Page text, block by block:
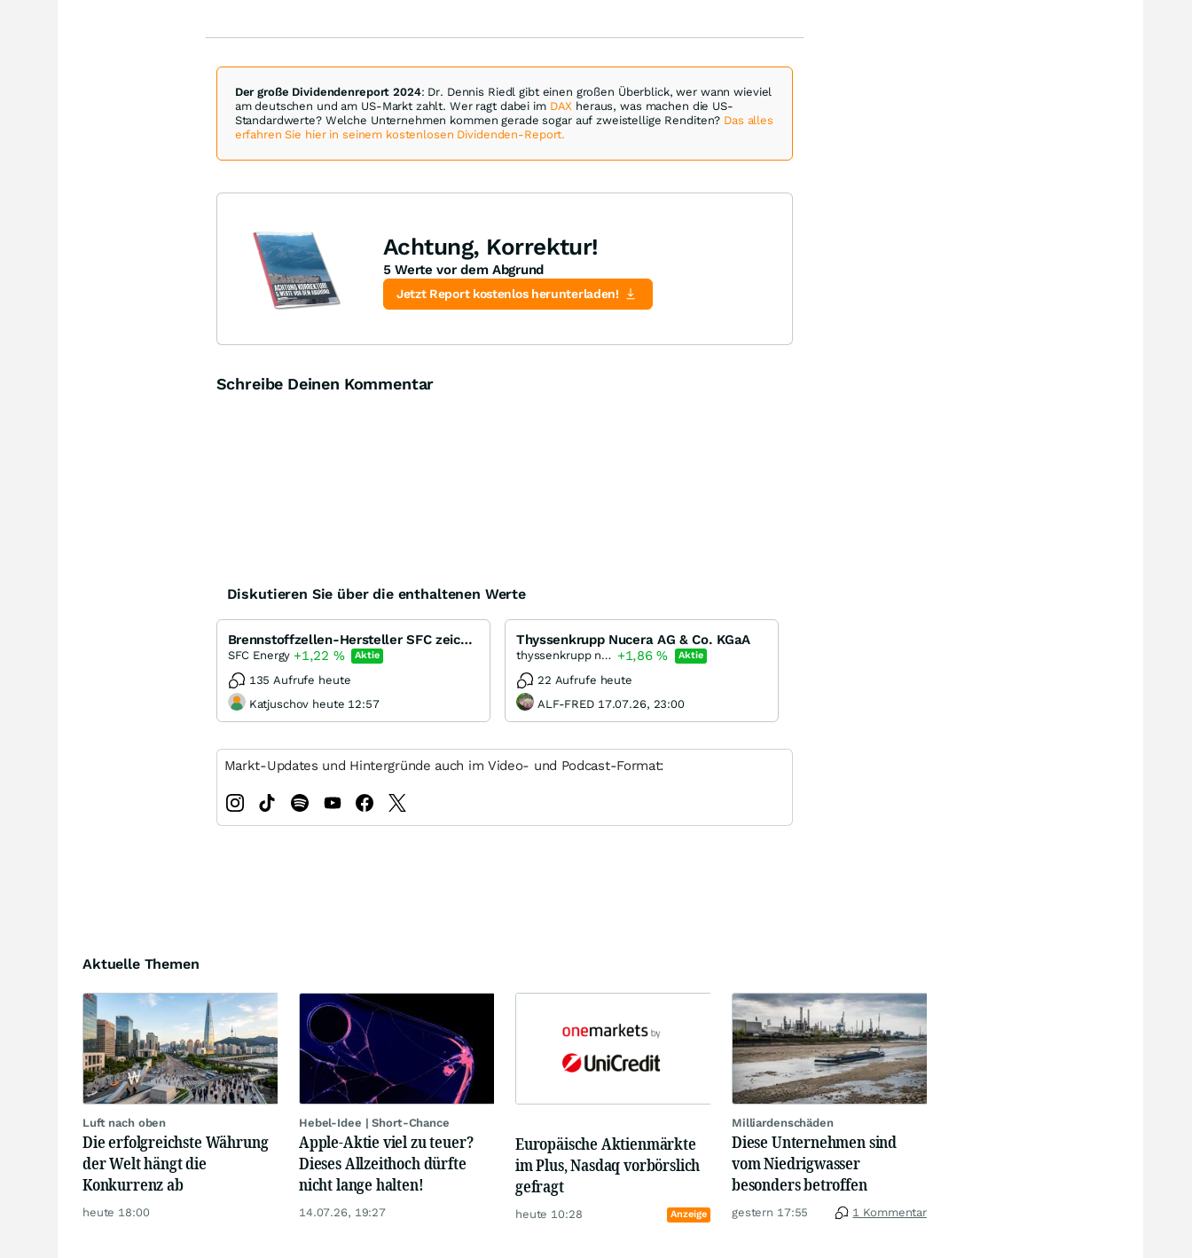
Der große Dividendenreport 2024: Dr. Dennis Riedl gibt einen großen Überblick, wer wann wieviel
am deutschen und am US-Markt zahlt. Wer ragt dabei im DAX heraus, was machen die US-
Standardwerte? Welche Unternehmen kommen gerade sogar auf zweistellige Renditen? Das alles
erfahren Sie hier in seinem kostenlosen Dividenden-Report.
Achtung, Korrektur!
5 Werte vor dem Abgrund
Jetzt Report kostenlos herunterladen!
Schreibe Deinen Kommentar
Diskutieren Sie über die enthaltenen Werte
Brennstoffzellen-Hersteller SFC zeichnen oder nicht?
SFC Energy +1,22 % Aktie
135 Aufrufe heute
Katjuschov heute 12:57
Thyssenkrupp Nucera AG & Co. KGaA
thyssenkrupp nucera +1,86% Aktie
22 Aufrufe heute
ALF-FRED 17.07.26, 23:00
Markt-Updates und Hintergründe auch im Video- und Podcast-Format:
Aktuelle Themen
Luft nach oben
Die erfolgreichste Währung
der Welt hängt die
Konkurrenz ab
heute 18:00
Hebel-Idee | Short-Chance
Apple-Aktie viel zu teuer?
Dieses Allzeithoch dürfte
nicht lange halten!
14.07.26, 19:27
Europäische Aktienmärkte
im Plus, Nasdaq vorbörslich
gefragt
heute 10:28 Anzeige
Milliardenschäden
Diese Unternehmen sind
vom Niedrigwasser
besonders betroffen
gestern 17:55 1 Kommentar